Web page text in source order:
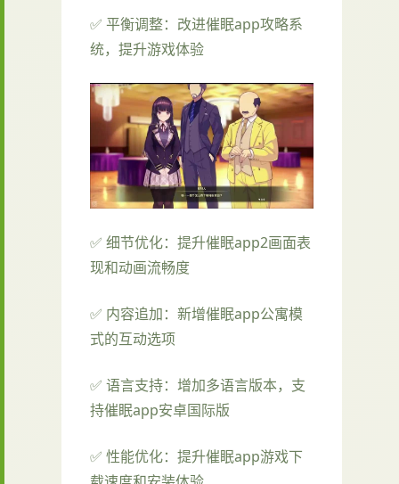
✅ 平衡调整：改进催眠app攻略系
统，提升游戏体验
✅ 细节优化：提升催眠app2画面表
现和动画流畅度
✅ 内容追加：新增催眠app公寓模
式的互动选项
✅ 语言支持：增加多语言版本，支
持催眠app安卓国际版
✅ 性能优化：提升催眠app游戏下